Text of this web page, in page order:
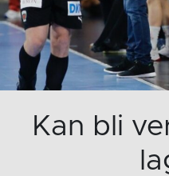
Kan bli